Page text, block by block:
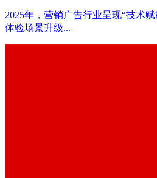
2025年，营销广告行业呈现“技术
体验场景升级...